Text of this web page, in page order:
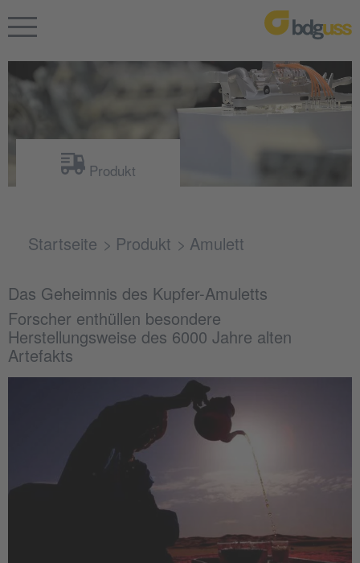
Produkt
Startseite Produkt Amulett
Das Geheimnis des Kupfer-Amuletts
Forscher enthüllen besondere
Herstellungsweise des 6000 Jahre alten
Artefakts